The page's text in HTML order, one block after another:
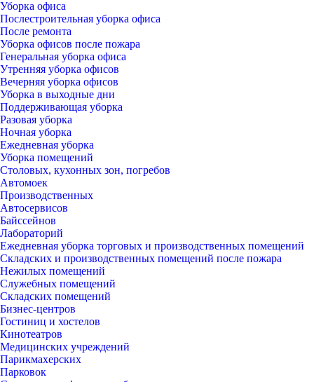
Уборка офиса
Послестроительная уборка офиса
После ремонта
Уборка офисов после пожара
Генеральная уборка офиса
Утренняя уборка офисов
Вечерняя уборка офисов
Уборка в выходные дни
Поддерживающая уборка
Разовая уборка
Ночная уборка
Ежедневная уборка
Уборка помещений
Столовых, кухонных зон, погребов
Автомоек
Производственных
Автосервисов
Байссейнов
Лабораторий
Ежедневная уборка торговых и производственных помещений
Складских и производственных помещений после пожара
Нежилых помещений
Служебных помещений
Складских помещений
Бизнес-центров
Гостиниц и хостелов
Кинотеатров
Медицинских учреждений
Парикмахерских
Парковок